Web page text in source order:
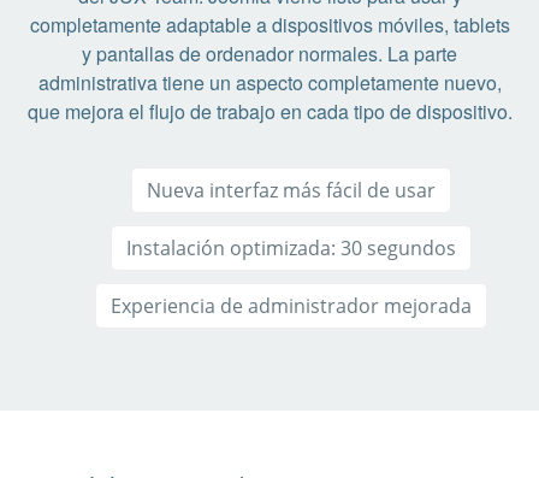
completamente adaptable a dispositivos móviles, tablets
y pantallas de ordenador normales. La parte
administrativa tiene un aspecto completamente nuevo,
que mejora el flujo de trabajo en cada tipo de dispositivo.
Nueva interfaz más fácil de usar
Instalación optimizada: 30 segundos
Experiencia de administrador mejorada